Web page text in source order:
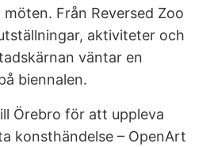
Från Reversed Zoo
aktiviteter och
väntar en
biennalen.
Örebro för att uppleva
konsthändelse – OpenArt